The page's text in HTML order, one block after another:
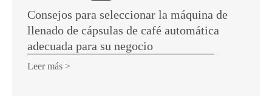
Consejos para seleccionar la máquina de
llenado de cápsulas de café automática
adecuada para su negocio
Leer más >